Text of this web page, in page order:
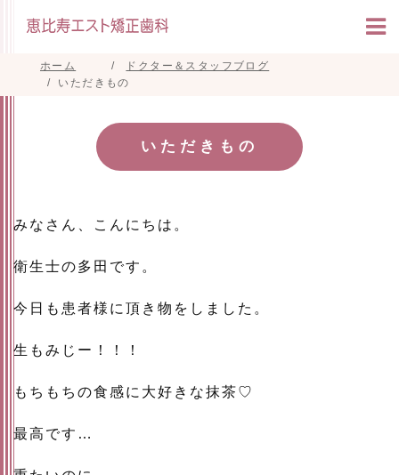
ホーム
ドクター＆スタッフブログ
いただきもの
いただきもの
みなさん、こんにちは。
衛生士の多田です。
今日も患者様に頂き物をしました。
生もみじー！！！
もちもちの食感に大好きな抹茶♡
最高です…